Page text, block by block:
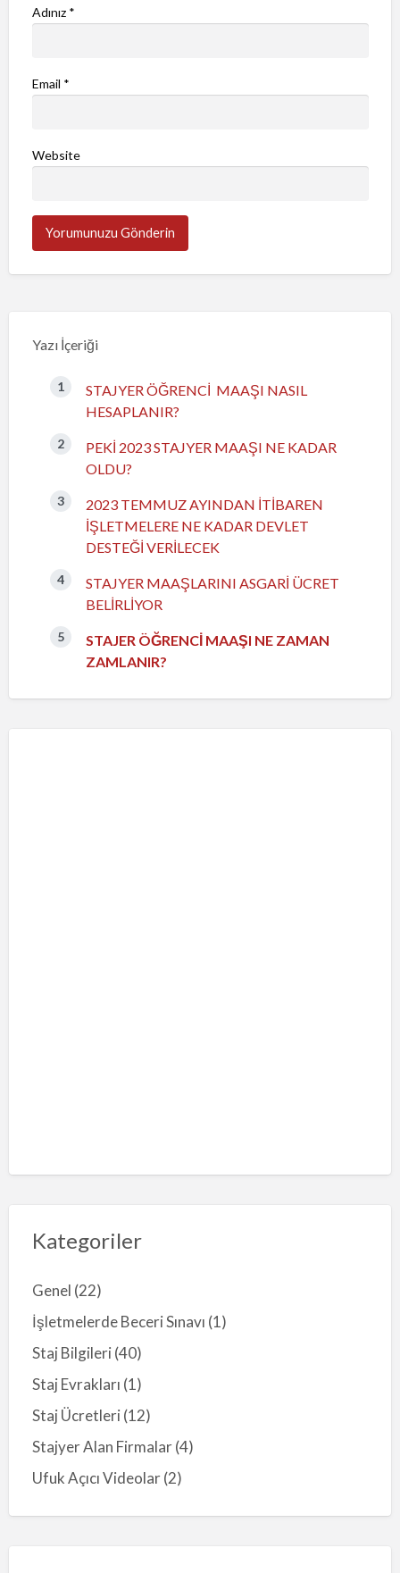
Adınız *
Email *
Website
Yazı İçeriği
STAJYER ÖĞRENCİ MAAŞI NASIL
HESAPLANIR?
PEKİ 2023 STAJYER MAAŞI NE KADAR
OLDU?
2023 TEMMUZ AYINDAN İTİBAREN
İŞLETMELERE NE KADAR DEVLET
DESTEĞİ VERİLECEK
STAJYER MAAŞLARINI ASGARİ ÜCRET
BELİRLİYOR
STAJER ÖĞRENCİ MAAŞI NE ZAMAN
ZAMLANIR?
Kategoriler
Genel (22)
İşletmelerde Beceri Sınavı (1)
Staj Bilgileri (40)
Staj Evrakları (1)
Staj Ücretleri (12)
Stajyer Alan Firmalar(4)
Ufuk Açıcı Videolar(2)